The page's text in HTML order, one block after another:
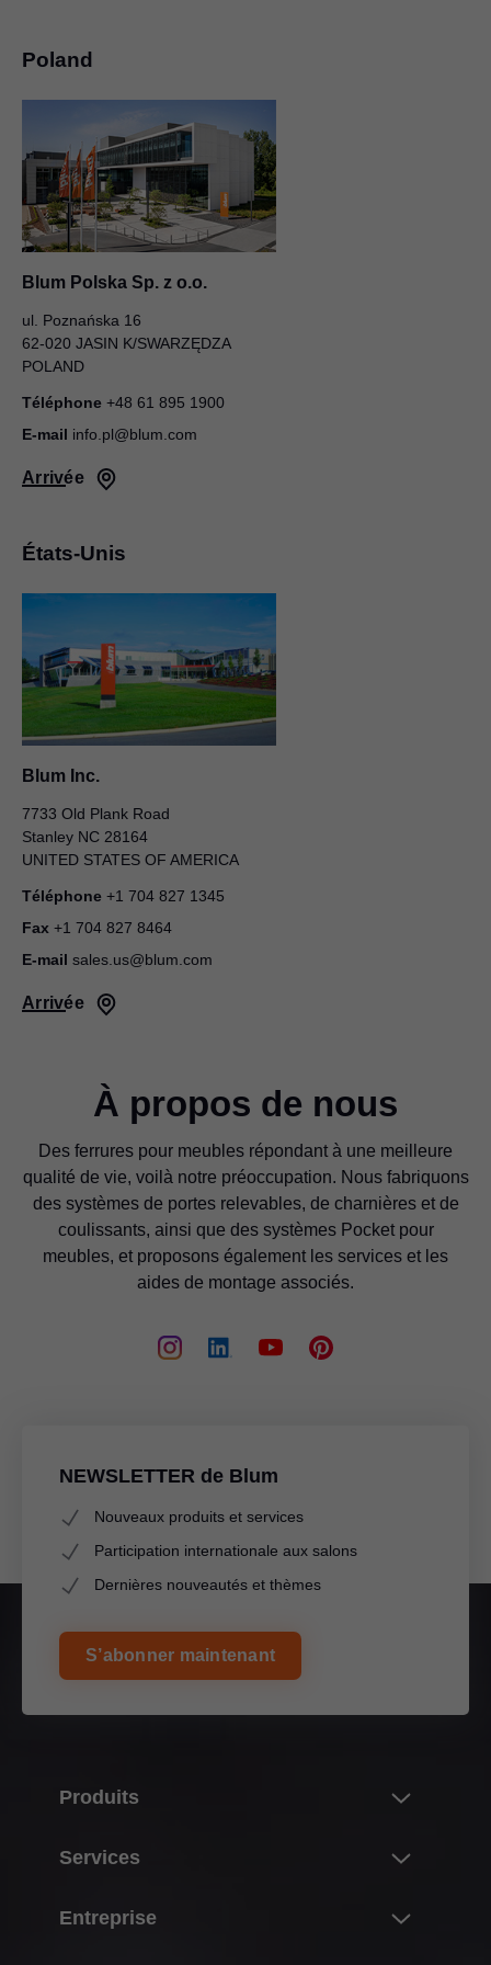
Poland
Blum Polska Sp. z o.o.
ul. Poznańska 16
62-020 JASIN K/SWARZĘDZA
POLAND
Téléphone +48 61 895 1900
E-mail info.pl@blum.com
Arrivée
États-Unis
Blum Inc.
7733 Old Plank Road
Stanley NC 28164
UNITED STATES OF AMERICA
Téléphone +1 704 827 1345
Fax +1 704 827 8464
E-mail sales.us@blum.com
Arrivée
À propos de nous
Des ferrures pour meubles répondant à une meilleure
qualité de vie, voilà notre préoccupation. Nous fabriquons
des systèmes de portes relevables, de charnières et de
coulissants, ainsi que des systèmes Pocket pour
meubles, et proposons également les services et les
aides de montage associés.
NEWSLETTER de Blum
Nouveaux produits et services
Participation internationale aux salons
Dernières nouveautés et thèmes
S’abonner maintenant
Produits
Systèmes de portes relevables
Services
Entreprise